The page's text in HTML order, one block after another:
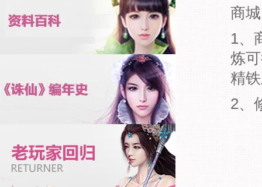
商
1、
炼
精
2、